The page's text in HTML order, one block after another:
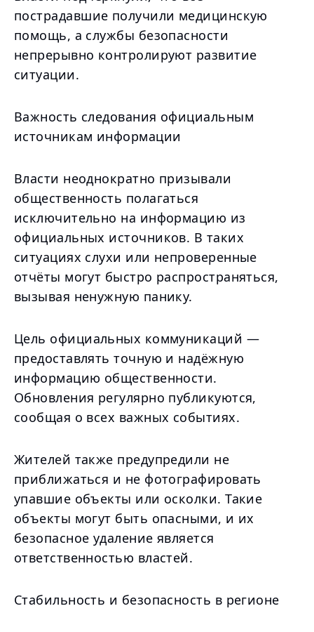
пострадавшие получили медицинскую
помощь, а службы безопасности
непрерывно контролируют развитие
ситуации.
Важность следования официальным
источникам информации
Власти неоднократно призывали
общественность полагаться
исключительно на информацию из
официальных источников. В таких
ситуациях слухи или непроверенные
отчёты могут быстро распространяться,
вызывая ненужную панику.
Цель официальных коммуникаций —
предоставлять точную и надёжную
информацию общественности.
Обновления регулярно публикуются,
сообщая о всех важных событиях.
Жителей также предупредили не
приближаться и не фотографировать
упавшие объекты или осколки. Такие
объекты могут быть опасными, и их
безопасное удаление является
ответственностью властей.
Стабильность и безопасность в регионе